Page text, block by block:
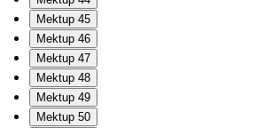
Mektup 45
Mektup 46
Mektup 47
Mektup 48
Mektup 49
Mektup 50